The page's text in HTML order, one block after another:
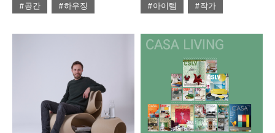
#공간
#하우징
#아이템
#작가